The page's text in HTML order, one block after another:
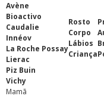
Avène
Bioactivo
Caudalie
Innéov
La Roche Possay
Lierac
Piz Buin
Vichy
Rosto
Corpo
Lábios
Criança
Mamã